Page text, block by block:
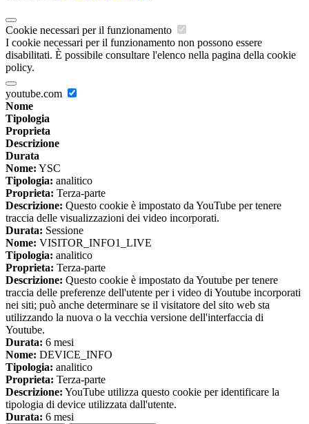
Cookie necessari per il funzionamento
I cookie necessari per il funzionamento non possono essere
disabilitati. È possibile consultare l'elenco nella pagina della cookie
policy.
youtube.com
Nome
Tipologia
Proprieta
Descrizione
Durata
Nome: YSC
Tipologia: analitico
Proprieta: Terza-parte
Descrizione: Questo cookie è impostato da YouTube per tenere
traccia delle visualizzazioni dei video incorporati.
Durata: Sessione
Nome: VISITOR_INFO1_LIVE
Tipologia: analitico
Proprieta: Terza-parte
Descrizione: Questo cookie è impostato da Youtube per tenere
traccia delle preferenze dell'utente per i video di Youtube incorporati
nei siti; può anche determinare se il visitatore del sito web sta
utilizzando la nuova o la vecchia versione dell'interfaccia di
Youtube.
Durata: 6 mesi
Nome: DEVICE_INFO
Tipologia: analitico
Proprieta: Terza-parte
Descrizione: YouTube utilizza questo cookie per identificare la
tipologia di device utilizzata dall'utente.
Durata: 6 mesi